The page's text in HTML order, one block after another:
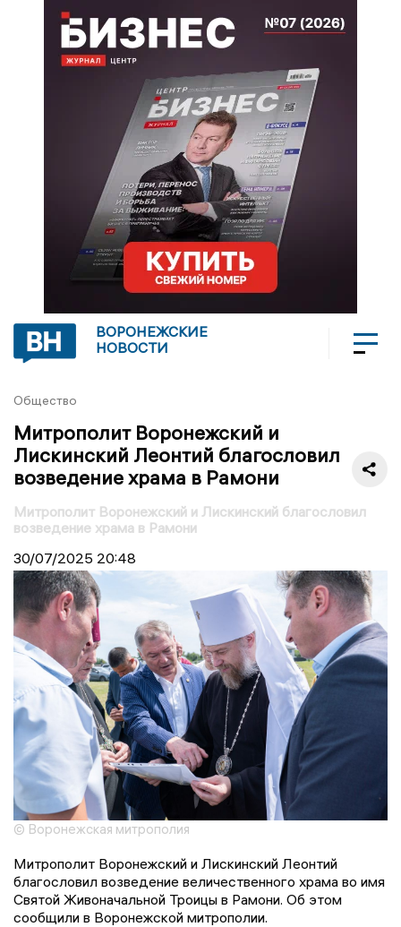
ВОРОНЕЖСКИЕ
НОВОСТИ
Общество
Митрополит Воронежский и
Лискинский Леонтий благословил
возведение храма в Рамони
Митрополит Воронежский и Лискинский благословил
возведение храма в Рамони
30/07/2025 20:48
© Воронежская митрополия
Митрополит Воронежский и Лискинский Леонтий
благословил возведение величественного храма во имя
Святой Живоначальной Троицы в Рамони. Об этом
сообщили в Воронежской митрополии.